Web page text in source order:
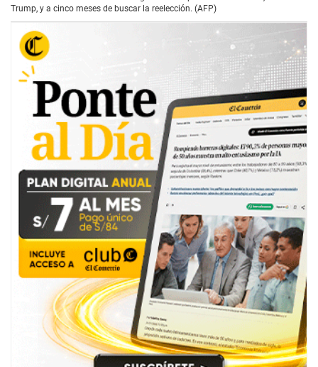
Trump, y a cinco meses de buscar la reelección. (AFP)